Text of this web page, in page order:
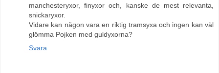
manchesteryxor, finyxor och, kanske de mest relevanta,
snickaryxor.
Vidare kan någon vara en riktig tramsyxa och ingen kan väl
glömma Pojken med guldyxorna?
Svara